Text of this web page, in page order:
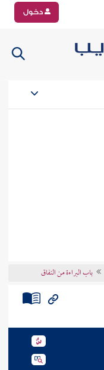
دخول
باب البراءة من النفاق